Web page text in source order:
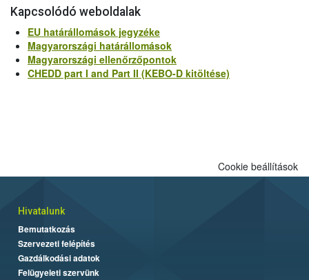
Kapcsolódó weboldalak
EU határállomások jegyzéke
Magyarországi határállomások
Magyarországi ellenőrzőpontok
CHEDD part I and Part II (KEBO-D kitöltése)
Cookie beállítások
Hivatalunk
Bemutatkozás
Szervezeti felépítés
Gazdálkodási adatok
Felügyeleti szervünk